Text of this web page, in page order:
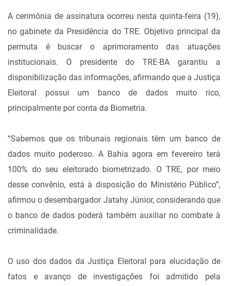
A cerimônia de assinatura ocorreu nesta quinta-feira (19),
no gabinete da Presidência do TRE. Objetivo principal da
permuta é buscar o aprimoramento das atuações
institucionais. O presidente do TRE-BA garantiu a
disponibilização das informações, afirmando que a Justiça
Eleitoral possui um banco de dados muito rico,
principalmente por conta da Biometria.
“Sabemos que os tribunais regionais têm um banco de
dados muito poderoso. A Bahia agora em fevereiro terá
100% do seu eleitorado biometrizado. O TRE, por meio
desse convênio, está à disposição do Ministério Público”,
afirmou o desembargador Jatahy Júnior, considerando que
o banco de dados poderá também auxiliar no combate à
criminalidade.
O uso dos dados da Justiça Eleitoral para elucidação de
fatos e avanço de investigações foi admitido pela